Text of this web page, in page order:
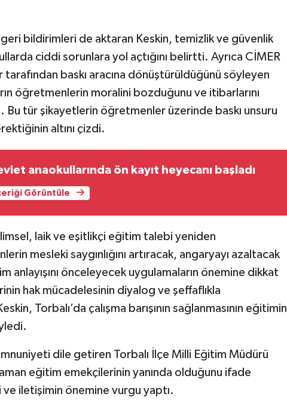
bildirimleri de aktaran Keskin, temizlik ve güvenlik
ciddi sorunlara yol açtığını belirtti. Ayrıca CİMER
baskı aracına dönüştürüldüğünü söyleyen
öğretmenlerin moralini bozduğunu ve itibarlarını
tür şikayetlerin öğretmenler üzerinde baskı unsuru
altını çizdi.
anaokullarında ön kayıt heyecanı başladı
Görüntüle
laik ve eşitlikçi eğitim talebi yeniden
mesleki saygınlığını artıracak, angaryayı azaltacak
anlayışını önceleyecek uygulamaların önemine dikkat
hak mücadelesinin diyalog ve şeffaflıkla
Torbalı’da çalışma barışının sağlanmasının eğitimin
dile getiren Torbalı İlçe Milli Eğitim Müdürü
eğitim emekçilerinin yanında olduğunu ifade
ve iletişimin önemine vurgu yaptı.